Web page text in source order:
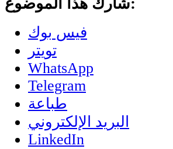
فيس بوك
تويتر
WhatsApp
Telegram
طباعة
البريد الإلكتروني
LinkedIn